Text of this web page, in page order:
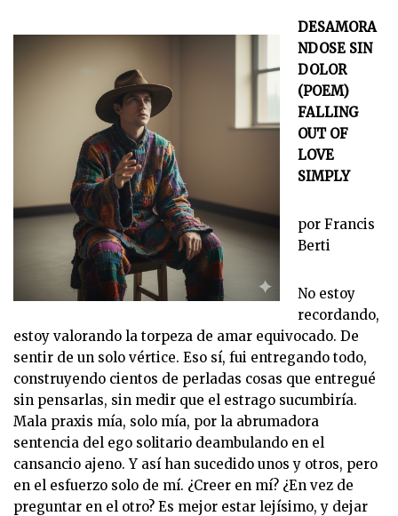
DESAMORA
NDOSE SIN
DOLOR
(POEM)
FALLING
OUT OF
LOVE
SIMPLY
por Francis
Berti
No estoy
recordando,
estoy valorando la torpeza de amar equivocado. De
sentir de un solo vértice. Eso sí, fui entregando todo,
construyendo cientos de perladas cosas que entregué
sin pensarlas, sin medir que el estrago sucumbiría.
Mala praxis mía, solo mía, por la abrumadora
sentencia del ego solitario deambulando en el
cansancio ajeno. Y así han sucedido unos y otros, pero
en el esfuerzo solo de mí. ¿Creer en mí? ¿En vez de
preguntar en el otro? Es mejor estar lejísimo, y dejar